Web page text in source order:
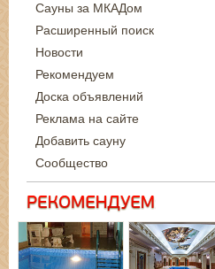
Сауны за МКАДом
Расширенный поиск
Новости
Рекомендуем
Доска объявлений
Реклама на сайте
Добавить сауну
Сообщество